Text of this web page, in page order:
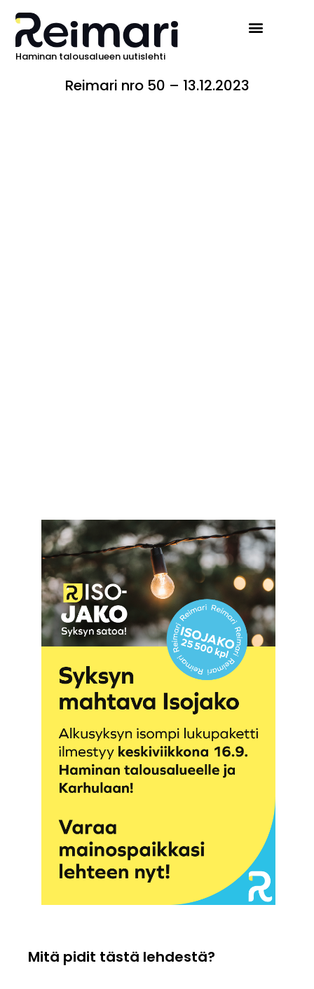
Haminan talousalueen uutislehti
Reimari nro 50 – 13.12.2023
Mitä pidit tästä lehdestä?